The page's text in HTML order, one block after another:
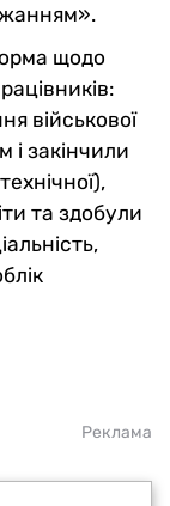
щодо
військової
і закінчили
та здобули
Реклама